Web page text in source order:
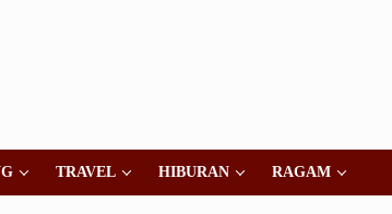
TRAVEL HIBURAN RAGAM